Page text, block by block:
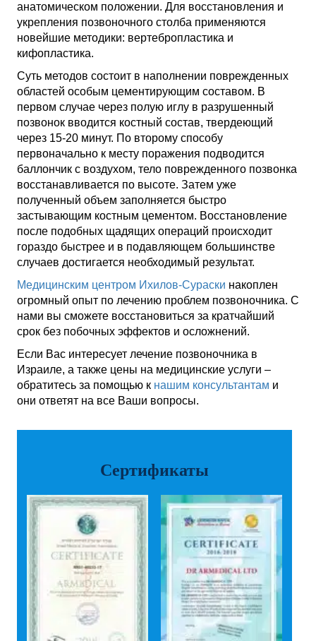
анатомическом положении. Для восстановления и
укрепления позвоночного столба применяются
новейшие методики: вертебропластика и
кифопластика.
Суть методов состоит в наполнении поврежденных
областей особым цементирующим составом. В
первом случае через полую иглу в разрушенный
позвонок вводится костный состав, твердеющий
через 15-20 минут. По второму способу
первоначально к месту поражения подводится
баллончик с воздухом, тело поврежденного позвонка
восстанавливается по высоте. Затем уже
полученный объем заполняется быстро
застывающим костным цементом. Восстановление
после подобных щадящих операций происходит
гораздо быстрее и в подавляющем большинстве
случаев достигается необходимый результат.
Медицинским центром Ихилов-Сураски накоплен
огромный опыт по лечению проблем позвоночника. С
нами вы сможете восстановиться за кратчайший
срок без побочных эффектов и осложнений.
Если Вас интересует лечение позвоночника в
Израиле, а также цены на медицинские услуги –
обратитесь за помощью к нашим консультантам и
они ответят на все Ваши вопросы.
Сертификаты